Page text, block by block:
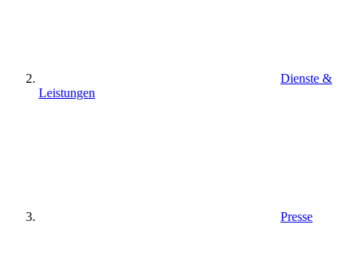
Dienste &
Leistungen
Presse